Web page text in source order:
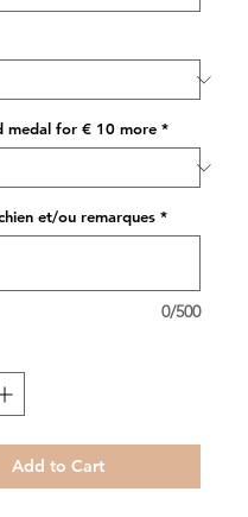
medal for € 10 more *
et/ou remarques *
0/500
Add to Cart